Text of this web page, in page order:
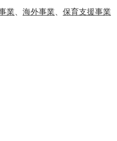
業 海外事業 保育支援事業